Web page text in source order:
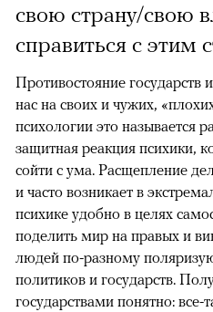
свою страну/свою
справиться с этим
Противостояние государств
нас на своих и чужих,
психологии это называется
защитная реакция психики,
сойти с ума. Расщепление
и часто возникает в
психике удобно в целях
поделить мир на правых и
людей по-разному
политиков и государств.
государствами понятно: все-